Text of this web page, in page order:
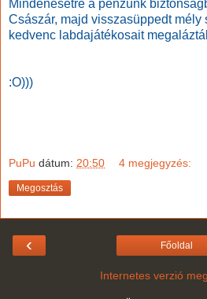
Mindenesetre a pénzünk
Császár, majd visszasüppedt mély
kedvenc labdajátékosait
:O)))
PuPu dátum: 20:50 4 megjegyzés:
Megosztás
‹ Főoldal
Internetes verzió